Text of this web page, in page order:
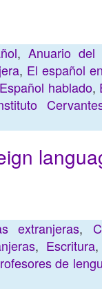
, Anuario del
, El español
Español hablado,
extranjeras,
, Escritura,
de